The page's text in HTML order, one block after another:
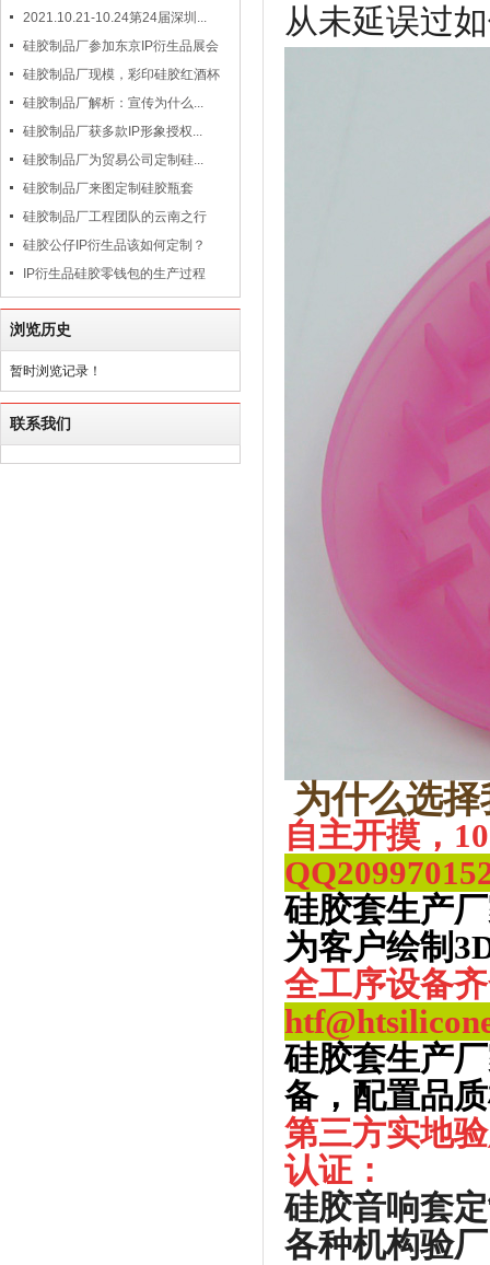
2021.10.21-10.24第24届深圳...
硅胶制品厂参加东京IP衍生品展会
硅胶制品厂现模，彩印硅胶红酒杯
硅胶制品厂解析：宣传为什么...
硅胶制品厂获多款IP形象授权...
硅胶制品厂为贸易公司定制硅...
硅胶制品厂来图定制硅胶瓶套
硅胶制品厂工程团队的云南之行
硅胶公仔IP衍生品该如何定制？
IP衍生品硅胶零钱包的生产过程
浏览历史
暂时浏览记录！
联系我们
从未延误过
为什么选
自主开摸，
QQ
硅胶套生产
为客户绘制
全工序设备
硅胶套生产
备，配置品
第三方实地
认证：
硅胶音响套
各种机构验